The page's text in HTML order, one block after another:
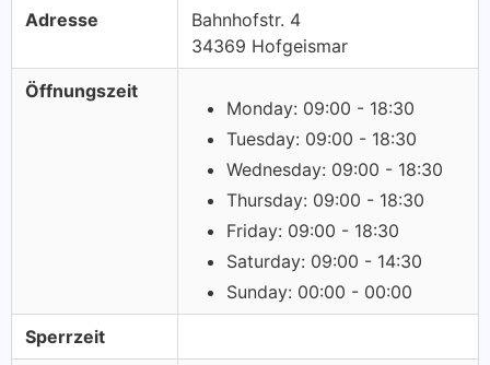
Adresse
Bahnhofstr. 4
34369 Hofgeismar
Öffnungszeit
Monday: 09:00 - 18:30
Tuesday: 09:00 - 18:30
Wednesday: 09:00 - 18:30
Thursday: 09:00 - 18:30
Friday: 09:00 - 18:30
Saturday: 09:00 - 14:30
Sunday: 00:00 - 00:00
Sperrzeit